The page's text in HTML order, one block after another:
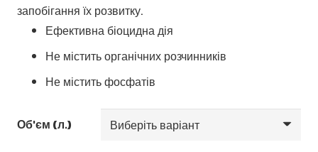
запобігання їх розвитку.
Ефективна біоцидна дія
Не містить органічних розчинників
Не містить фосфатів
Об'єм (л.)